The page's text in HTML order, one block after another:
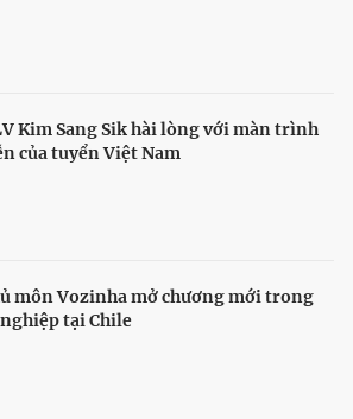
Kim Sang Sik hài lòng với màn trình
của tuyển Việt Nam
môn Vozinha mở chương mới trong
tại Chile